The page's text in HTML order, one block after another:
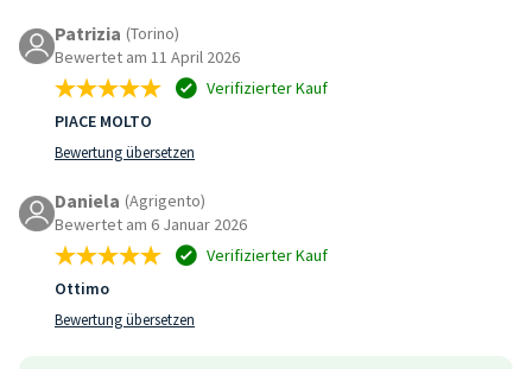
Patrizia (Torino)
Bewertet am 11 April 2026
Verifizierter Kauf
PIACE MOLTO
Bewertung übersetzen
Daniela (Agrigento)
Bewertet am 6 Januar 2026
Verifizierter Kauf
Ottimo
Bewertung übersetzen